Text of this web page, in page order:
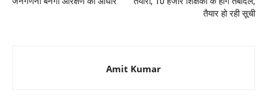
तैयार हो रही सूची
Amit Kumar